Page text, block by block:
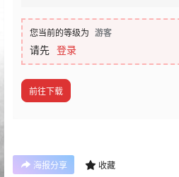
您当前的等级为 游客
请先 登录
前往下载
海报分享 收藏